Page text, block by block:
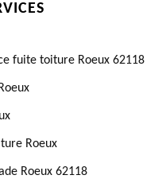
fuite toiture Roeux 62118
Roeux
Roeux 62118